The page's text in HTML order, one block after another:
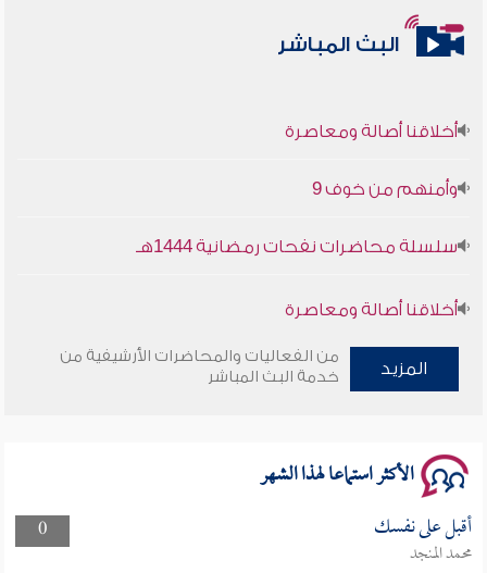
البث المباشر
أخلاقنا أصالة ومعاصرة
وأمنهم من خوف 9
سلسلة محاضرات نفحات رمضانية 1444هـ
أخلاقنا أصالة ومعاصرة
وأمنهم من خوف 9
المزيد
من الفعاليات والمحاضرات الأرشيفية من
خدمة البث المباشر
الأكثر استماعا لهذا الشهر
0 أقبل على نفسك
محمد المنجد